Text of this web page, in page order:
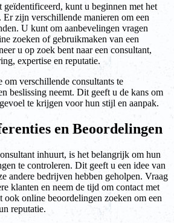
kunt u beginnen met het
Er zijn verschillende manieren om een
U kunt om aanbevelingen vragen
zoeken of gebruikmaken van een
u op zoek bent naar een consultant,
expertise en reputatie.
om verschillende consultants te
beslissing neemt. Dit geeft u de kans om
te krijgen voor hun stijl en aanpak.
en Beoordelingen
inhuurt, is het belangrijk om hun
te controleren. Dit geeft u een idee van
andere bedrijven hebben geholpen. Vraag
klanten en neem de tijd om contact met
ook online beoordelingen zoeken om een
reputatie.